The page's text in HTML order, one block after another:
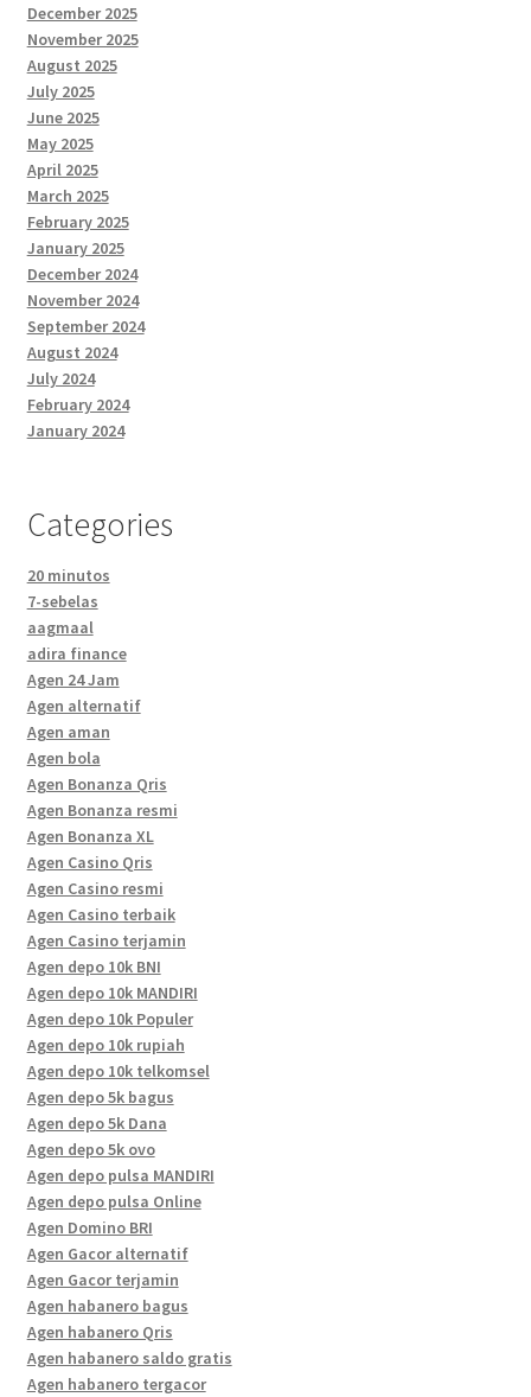
December 2025
November 2025
August 2025
July 2025
June 2025
May 2025
April 2025
March 2025
February 2025
January 2025
December 2024
November 2024
September 2024
August 2024
July 2024
February 2024
January 2024
Categories
20 minutos
7-sebelas
aagmaal
adira finance
Agen 24 Jam
Agen alternatif
Agen aman
Agen bola
Agen Bonanza Qris
Agen Bonanza resmi
Agen Bonanza XL
Agen Casino Qris
Agen Casino resmi
Agen Casino terbaik
Agen Casino terjamin
Agen depo 10k BNI
Agen depo 10k MANDIRI
Agen depo 10k Populer
Agen depo 10k rupiah
Agen depo 10k telkomsel
Agen depo 5k bagus
Agen depo 5k Dana
Agen depo 5k ovo
Agen depo pulsa MANDIRI
Agen depo pulsa Online
Agen Domino BRI
Agen Gacor alternatif
Agen Gacor terjamin
Agen habanero bagus
Agen habanero Qris
Agen habanero saldo gratis
Agen habanero tergacor